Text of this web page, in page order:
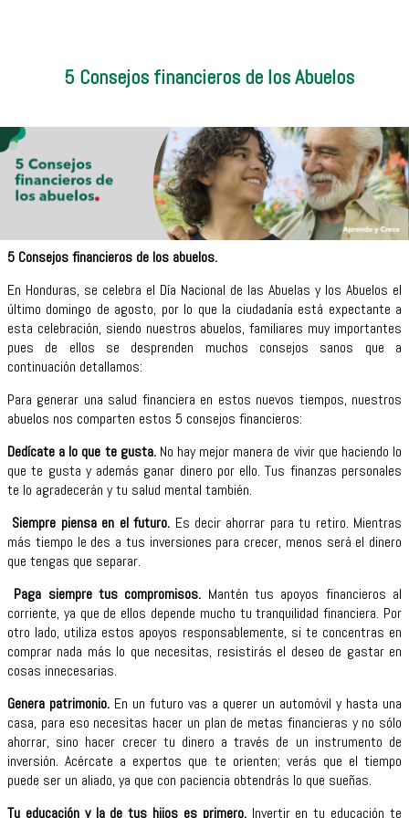
5 Consejos financieros de los Abuelos
5 Consejos financieros de los abuelos.
En Honduras, se celebra el Día Nacional de las Abuelas y los Abuelos el
último domingo de agosto, por lo que la ciudadanía está expectante a
esta celebración, siendo nuestros abuelos, familiares muy importantes
pues de ellos se desprenden muchos consejos sanos que a
continuación detallamos:
Para generar una salud financiera en estos nuevos tiempos, nuestros
abuelos nos comparten estos 5 consejos financieros:
Dedícate a lo que te gusta. No hay mejor manera de vivir que haciendo lo
que te gusta y además ganar dinero por ello. Tus finanzas personales
te lo agradecerán y tu salud mental también.
Siempre piensa en el futuro. Es decir ahorrar para tu retiro. Mientras
más tiempo le des a tus inversiones para crecer, menos será el dinero
que tengas que separar.
Paga siempre tus compromisos. Mantén tus apoyos financieros al
corriente, ya que de ellos depende mucho tu tranquilidad financiera. Por
otro lado, utiliza estos apoyos responsablemente, si te concentras en
comprar nada más lo que necesitas, resistirás el deseo de gastar en
cosas innecesarias.
Genera patrimonio. En un futuro vas a querer un automóvil y hasta una
casa, para eso necesitas hacer un plan de metas financieras y no sólo
ahorrar, sino hacer crecer tu dinero a través de un instrumento de
inversión. Acércate a expertos que te orienten; verás que el tiempo
puede ser un aliado, ya que con paciencia obtendrás lo que sueñas.
Tu educación y la de tus hijos es primero. Invertir en tu educación te